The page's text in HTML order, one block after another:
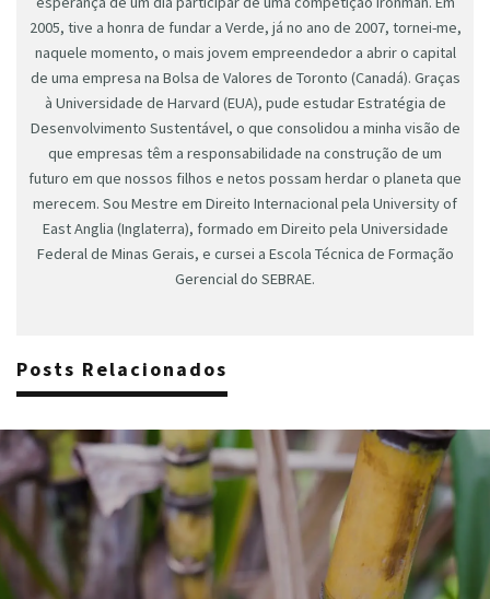
2005, tive a honra de fundar a Verde, já no ano de 2007, tornei-me,
naquele momento, o mais jovem empreendedor a abrir o capital
de uma empresa na Bolsa de Valores de Toronto (Canadá). Graças
à Universidade de Harvard (EUA), pude estudar Estratégia de
Desenvolvimento Sustentável, o que consolidou a minha visão de
que empresas têm a responsabilidade na construção de um
futuro em que nossos filhos e netos possam herdar o planeta que
merecem. Sou Mestre em Direito Internacional pela University of
East Anglia (Inglaterra), formado em Direito pela Universidade
Federal de Minas Gerais, e cursei a Escola Técnica de Formação
Gerencial do SEBRAE.
Posts Relacionados